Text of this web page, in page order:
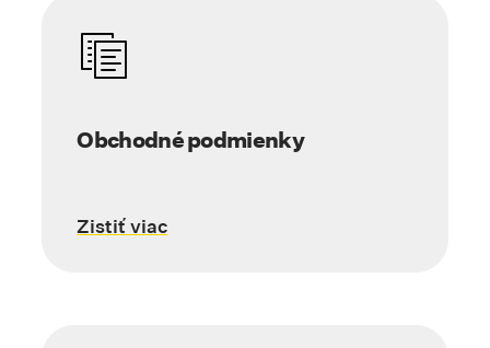
Obchodné podmienky
Zistiť viac